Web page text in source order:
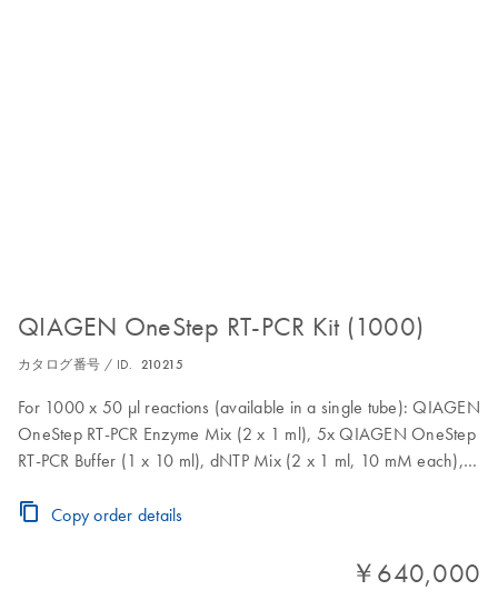
QIAGEN OneStep RT-PCR Kit (1000)
カタログ番号 / ID. 210215
For 1000 x 50 µl reactions (available in a single tube): QIAGEN
OneStep RT-PCR Enzyme Mix (2 x 1 ml), 5x QIAGEN OneStep
RT-PCR Buffer (1 x 10 ml), dNTP Mix (2 x 1 ml, 10 mM each),
Copy order details
￥640,000